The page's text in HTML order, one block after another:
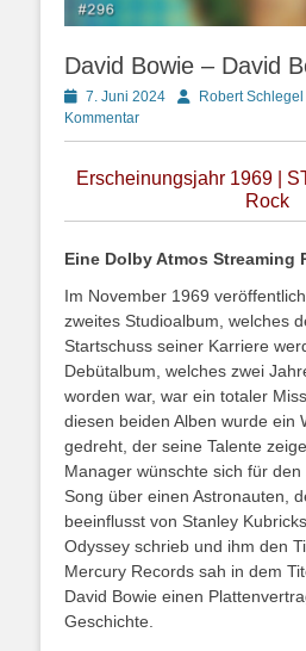
David Bowie – David
Posted
on
7. Juni 2024 AutorRobert Schlegel
Kommentar
Erscheinungsjahr 1969 |
Rock
Eine Dolby Atmos Streaming
Im November 1969
zweites Studioalbum, welches
Startschuss seiner Karriere
Debütalbum, welches zwei
worden war, war ein totaler
diesen beiden Alben wurde ein
gedreht, der seine Talente
Manager wünschte sich für
Song über einen Astronauten,
beeinflusst von Stanley
Odyssey schrieb und ihm den
Mercury Records sah in dem
David Bowie einen
Geschichte.